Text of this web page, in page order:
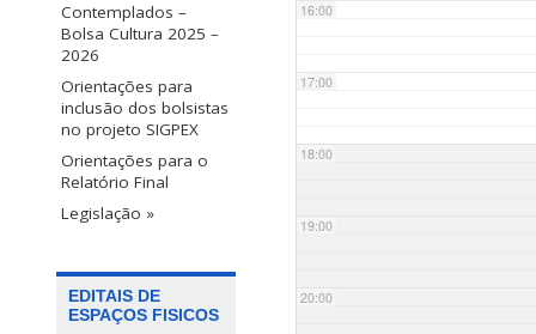
Contemplados –
Bolsa Cultura 2025 –
2026
Orientações para
inclusão dos bolsistas
no projeto SIGPEX
Orientações para o
Relatório Final
Legislação »
EDITAIS DE
ESPAÇOS FISICOS
16:00
17:00
18:00
19:00
20:00